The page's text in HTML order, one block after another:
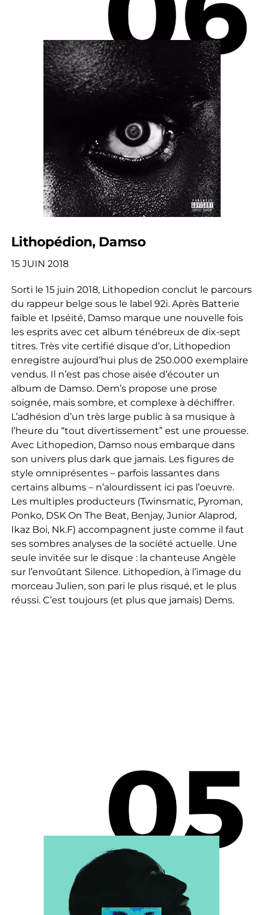
Lithopédion, Damso
15 JUIN 2018
Sorti le 15 juin 2018, Lithopedion conclut le parcours
du rappeur belge sous le label 92i. Après Batterie
faible et Ipséité, Damso marque une nouvelle fois
les esprits avec cet album ténébreux de dix-sept
titres. Très vite certifié disque d’or, Lithopedion
enregistre aujourd’hui plus de 250.000 exemplaire
vendus. Il n’est pas chose aisée d’écouter un
album de Damso. Dem’s propose une prose
soignée, mais sombre, et complexe à déchiffrer.
L’adhésion d’un très large public à sa musique à
l’heure du “tout divertissement” est une prouesse.
Avec Lithopedion, Damso nous embarque dans
son univers plus dark que jamais. Les figures de
style omniprésentes – parfois lassantes dans
certains albums – n’alourdissent ici pas l’oeuvre.
Les multiples producteurs (Twinsmatic, Pyroman,
Ponko, DSK On The Beat, Benjay, Junior Alaprod,
Ikaz Boi, Nk.F) accompagnent juste comme il faut
ses sombres analyses de la société actuelle. Une
seule invitée sur le disque : la chanteuse Angèle
sur l’envoûtant Silence. Lithopedion, à l’image du
morceau Julien, son pari le plus risqué, et le plus
réussi. C’est toujours (et plus que jamais) Dems.